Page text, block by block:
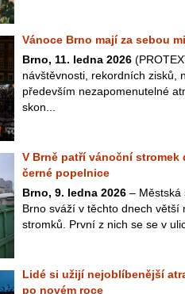
Vánoce Brno mají za sebou
Brno, 11. ledna 2026
návštěvnosti, rekordních zisků,
především nezapomenutelné
skon...
V Brně patří vánoční
černé popelnice
Brno, 9. ledna 2026 – Městská
Brno sváží v těchto dnech větší
stromků. První z nich se se v
Lidé si užijí nejoblíbenější
po novém roce